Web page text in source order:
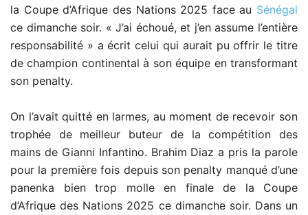
la Coupe d’Afrique des Nations 2025 face au Sénégal
ce dimanche soir. « J’ai échoué, et j’en assume l’entière
responsabilité » a écrit celui qui aurait pu offrir le titre
de champion continental à son équipe en transformant
son penalty.
On l’avait quitté en larmes, au moment de recevoir son
trophée de meilleur buteur de la compétition des
mains de Gianni Infantino. Brahim Diaz a pris la parole
pour la première fois depuis son penalty manqué d’une
panenka bien trop molle en finale de la Coupe
d’Afrique des Nations 2025 ce dimanche soir. Dans un